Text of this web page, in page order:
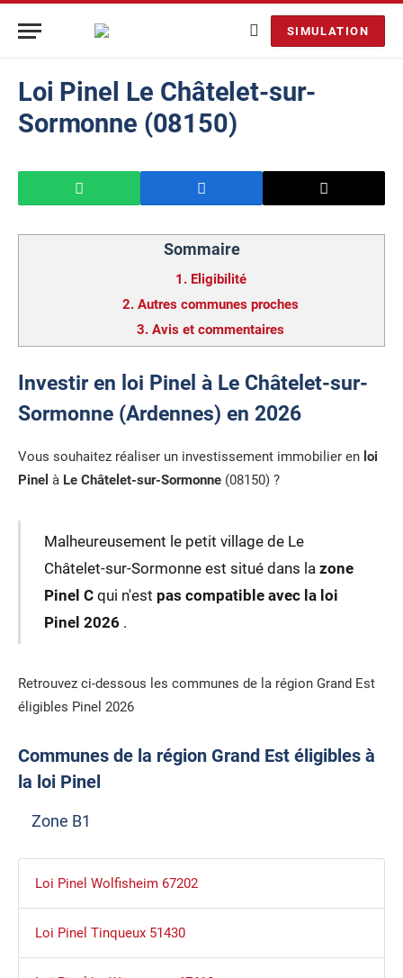
SIMULATION
Loi Pinel Le Châtelet-sur-
Sormonne (08150)
Sommaire
1. Eligibilité
2. Autres communes proches
3. Avis et commentaires
Investir en loi Pinel à Le Châtelet-sur-
Sormonne (Ardennes) en 2026
Vous souhaitez réaliser un investissement immobilier en loi
Pinel à Le Châtelet-sur-Sormonne (08150) ?
Malheureusement le petit village de Le
Châtelet-sur-Sormonne est situé dans la zone
Pinel Cqui n'est pas compatible avec la loi
Pinel 2026 .
Retrouvez ci-dessous les communes de la région Grand Est
éligibles Pinel 2026
Communes de la région Grand Est éligibles à
la loi Pinel
Zone B1
Loi Pinel Wolfisheim 67202
Loi Pinel Tinqueux 51430